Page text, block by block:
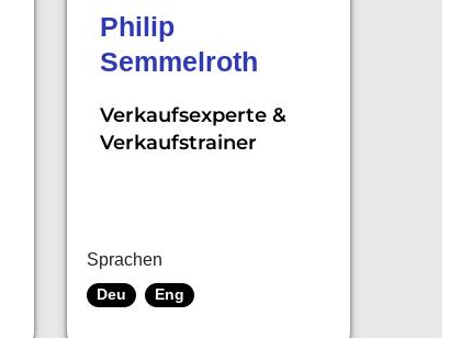
Philip
Semmelroth
Verkaufsexperte &
Verkaufstrainer
Sprachen
Deu Eng